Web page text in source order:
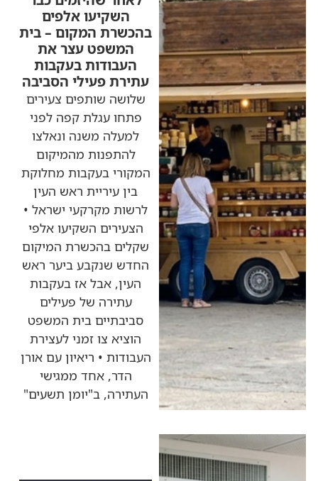
השקיעו אלפים
בהכשרת המקום – בית
המשפט עצר את
העבודות בעקבות
עתירת פעילי הסביבה
שלושה שותפים צעירים
פתחו עגלת קפה לפני
למעלה משנה ונאלצו
להתפנות מהמיקום
המקורי בעקבות מחלוקת
בין עיריית ראש העין
לרשות מקרקעי ישראל •
הצעירים השקיעו אלפי
שקלים בהכשרת המיקום
החדש שנקבע ביער ראש
העין, אבל אז בעקבות
עתירה של פעילים
סביבתיים בית המשפט
הוציא צו זמני לעצירת
העבודות • ריאיון עם אורן
הדר, אחד ממגישי
העתירה, ב"יומן תשעים"